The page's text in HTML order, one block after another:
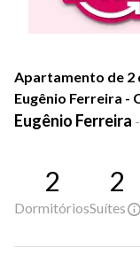
Apartamento de 2
Eugênio Ferreira -
Eugênio Ferreira -
2
Dormitórios
2
Suítes